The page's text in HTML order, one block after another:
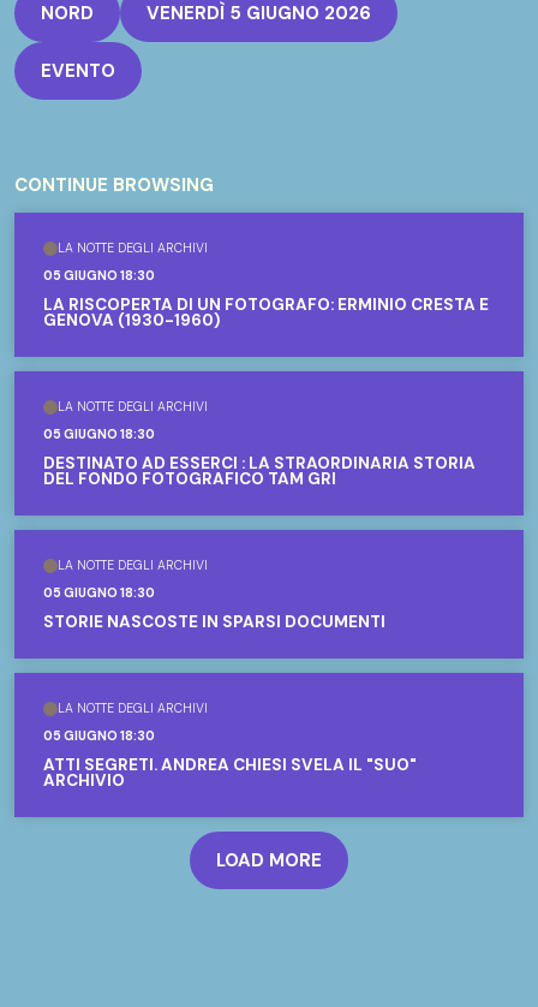
NORD VENERDÌ 5 GIUGNO 2026
EVENTO
CONTINUE BROWSING
LA NOTTE DEGLI ARCHIVI
05 GIUGNO 18:30
LA RISCOPERTA DI UN FOTOGRAFO: ERMINIO CRESTA E
GENOVA (1930-1960)
LA NOTTE DEGLI ARCHIVI
05 GIUGNO 18:30
DESTINATO AD ESSERCI : LA STRAORDINARIA STORIA
DEL FONDO FOTOGRAFICO TAM GRI
LA NOTTE DEGLI ARCHIVI
05 GIUGNO 18:30
STORIE NASCOSTE IN SPARSI DOCUMENTI
LA NOTTE DEGLI ARCHIVI
05 GIUGNO 18:30
ATTI SEGRETI. ANDREA CHIESI SVELA IL "SUO"
ARCHIVIO
LOAD MORE